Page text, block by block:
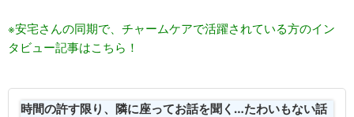
※安宅さんの同期で、チャームケアで活躍されている方のイン
タビュー記事はこちら！
時間の許す限り、隣に座ってお話を聞く…たわいもない話